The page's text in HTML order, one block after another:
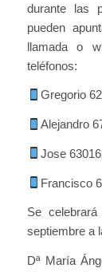
durante las
pueden
llamada o
teléfonos:
Gregorio
Alejandro
Jose
Francisco
Se
septiembre a
Dª María